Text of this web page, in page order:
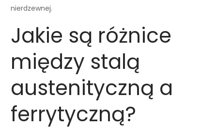
nierdzewnej.
Jakie są różnice
między stalą
austenityczną a
ferrytyczną?